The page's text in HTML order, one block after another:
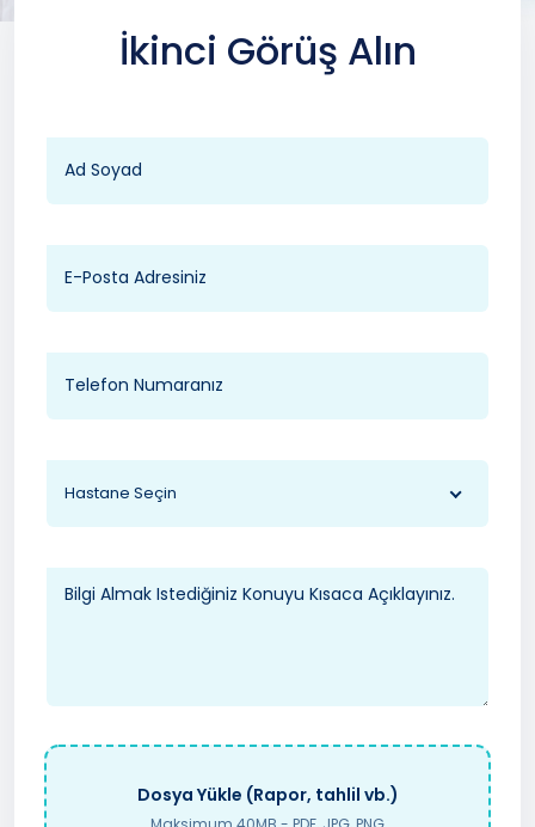
İkinci Görüş Alın
Hastane Seçin
Dosya Yükle (Rapor, tahlil vb.)